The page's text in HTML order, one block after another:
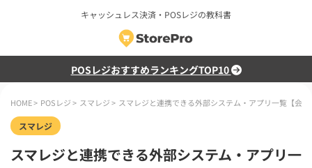
キャッシュレス決済・POSレジの教科書
POSレジおすすめランキングTOP10
HOME> POSレジ> スマレジ> スマレジと連携できる外部システム・アプリ一覧【会
スマレジ
スマレジと連携できる外部システム・アプリ一